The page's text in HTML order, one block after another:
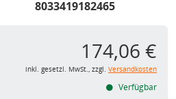
8033419182465
174,06 €
inkl. gesetzl. MwSt., zzgl. Versandkosten
Verfügbar